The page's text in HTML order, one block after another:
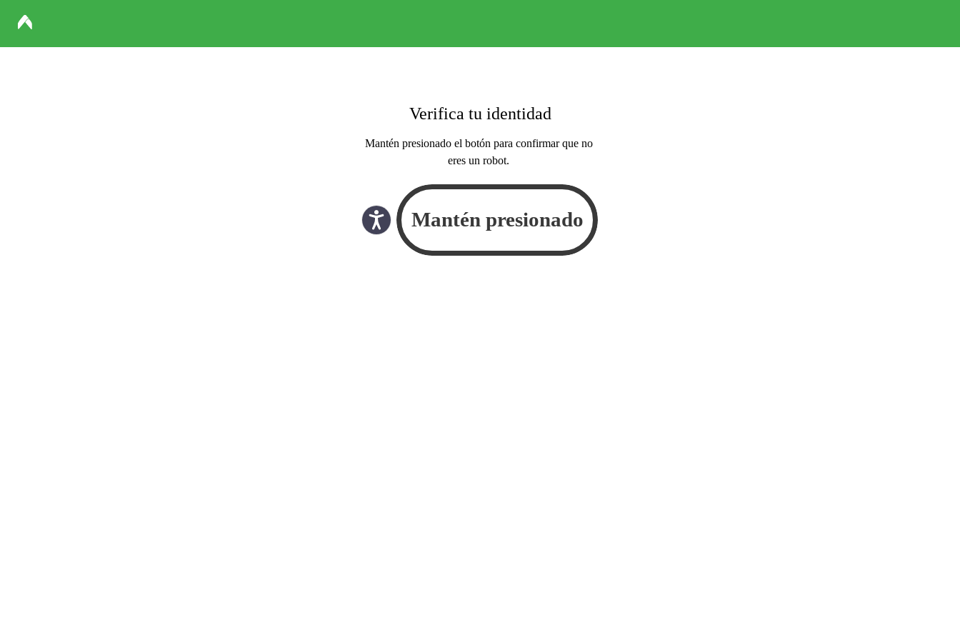
Verifica tu identidad
Mantén presionado el botón para confirmar que no
eres un robot.